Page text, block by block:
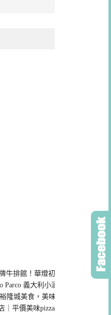
牛排館！華燈初上取景地，三千
Parco 義大利小酒館 超美味牛肚
隆城美食，美味的新亞洲料理聚
｜平價美味pizza聚餐首選，必點